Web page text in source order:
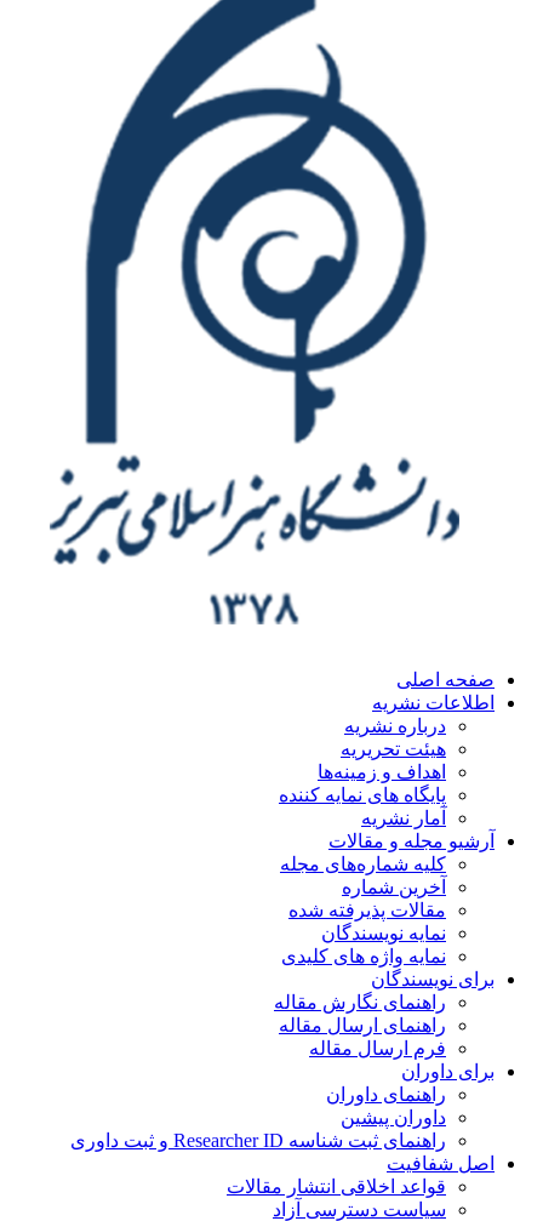
اصلی
نشریه
درباره نشریه
هیئت تحریریه
اهداف و زمینه‌ها
پایگاه های نمایه کننده
آمار نشریه
مجله و مقالات
کلیه شماره‌های مجله
آخرین شماره
مقالات پذیرفته شده
نمایه نویسندگان
نمایه واژه های کلیدی
نویسندگان
راهنمای نگارش مقاله
راهنمای ارسال مقاله
فرم ارسال مقاله
داوران
راهنمای داوران
داوران پیشین
راهنمای ثبت شناسه Researcher ID و ثبت داوری
شفافیت
قواعد اخلاقی انتشار مقالات
سیاست دسترسی آزاد